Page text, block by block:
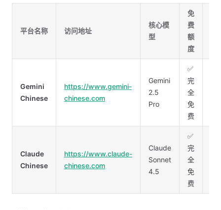
平台名称 访问地址
核心模
型
免
费
额
度
Gemini
Chinese
https://www.gemini-
chinese.com
Gemini
2.5
Pro
✅
完
全
免
费
Claude
Chinese
https://www.claude-
chinese.com
Claude
Sonnet
4.5
✅
完
全
免
费